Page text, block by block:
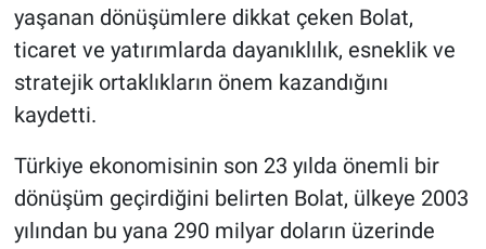
yaşanan dönüşümlere dikkat çeken Bolat,
ticaret ve yatırımlarda dayanıklılık, esneklik ve
stratejik ortaklıkların önem kazandığını
kaydetti.
Türkiye ekonomisinin son 23 yılda önemli bir
dönüşüm geçirdiğini belirten Bolat, ülkeye 2003
yılından bu yana 290 milyar doların üzerinde